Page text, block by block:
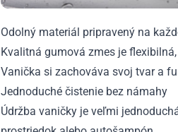
Odolný materiál pripravený na
Kvalitná gumová zmes je
Vanička si zachováva svoj tvar a
Jednoduché čistenie bez námahy
Údržba vaničky je veľmi